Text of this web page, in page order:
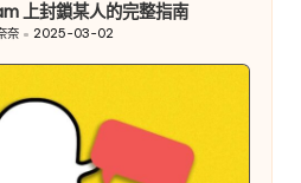
上封鎖某人的完整指南
奈 2025-03-02